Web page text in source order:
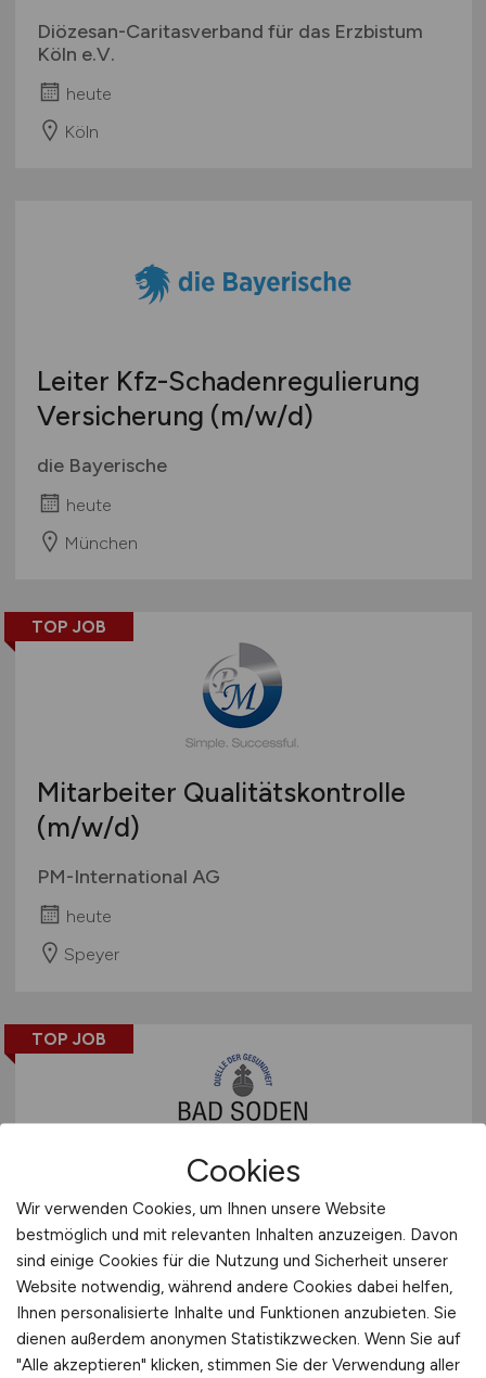
Diözesan-Caritasverband für das Erzbistum
Köln e.V.
heute
Köln
Leiter Kfz-Schadenregulierung
Versicherung (m/w/d)
die Bayerische
heute
München
TOP JOB
Mitarbeiter Qualitätskontrolle
(m/w/d)
PM-International AG
heute
Speyer
TOP JOB
Stadtplaner / Raumplaner /
Architekt(m/w/d)
Magistrat der Stadt Bad Soden am Taunus
heute
Bad Soden am Taunus
Cookies
Wir verwenden Cookies, um Ihnen unsere Website
bestmöglich und mit relevanten Inhalten anzuzeigen. Davon
sind einige Cookies für die Nutzung und Sicherheit unserer
Website notwendig, während andere Cookies dabei helfen,
Ihnen personalisierte Inhalte und Funktionen anzubieten. Sie
dienen außerdem anonymen Statistikzwecken. Wenn Sie auf
"Alle akzeptieren" klicken, stimmen Sie der Verwendung aller